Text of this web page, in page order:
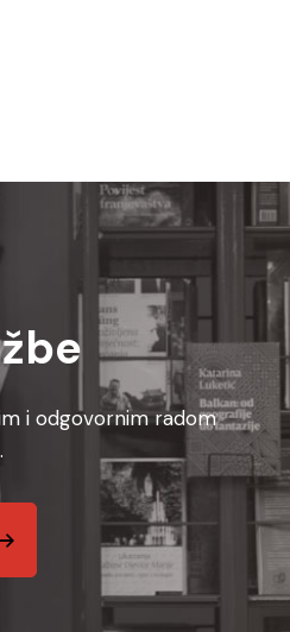
i odgovornim radom